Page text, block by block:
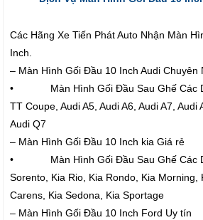
Các Hãng Xe Tiến Phát Auto Nhận Màn
Inch.
– Màn Hình Gối Đầu 10 Inch Audi Chuyên
• Màn Hình Gối Đầu Sau Ghế Các
TT Coupe, Audi A5, Audi A6, Audi A7, Audi
Audi Q7
– Màn Hình Gối Đầu 10 Inch kia Giá rẻ
• Màn Hình Gối Đầu Sau Ghế Các
Sorento, Kia Rio, Kia Rondo, Kia Morning,
Carens, Kia Sedona, Kia Sportage
– Màn Hình Gối Đầu 10 Inch Ford Uy tín